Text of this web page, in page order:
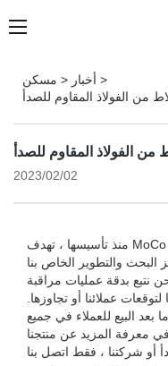
مسكن > أخبار >
من الفولاذ المقاوم للصدأ
من الفولاذ المقاوم للصدأ
2023/02/02
منذ تأسيسها ، تهدف MoCo
البحث والتطوير الخاص بنا
نتبع بدقة عمليات مراقبة
عملائنا أو تجاوزها.
البيع للعملاء في جميع
في معرفة المزيد عن منتجنا